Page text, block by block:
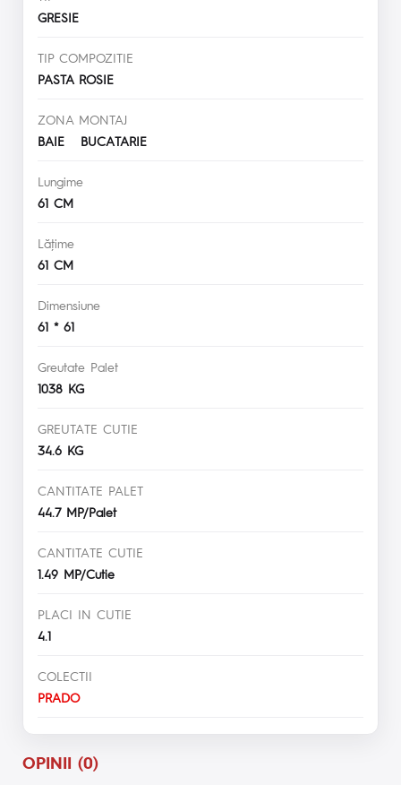
GRESIE
TIP COMPOZITIE
PASTA ROSIE
ZONA MONTAJ
BAIE BUCATARIE
Lungime
61 CM
Lăţime
61 CM
Dimensiune
61 * 61
Greutate Palet
1038 KG
GREUTATE CUTIE
34.6 KG
CANTITATE PALET
44.7 MP/Palet
CANTITATE CUTIE
1.49 MP/Cutie
PLACI IN CUTIE
4.1
COLECTII
PRADO
OPINII (0)